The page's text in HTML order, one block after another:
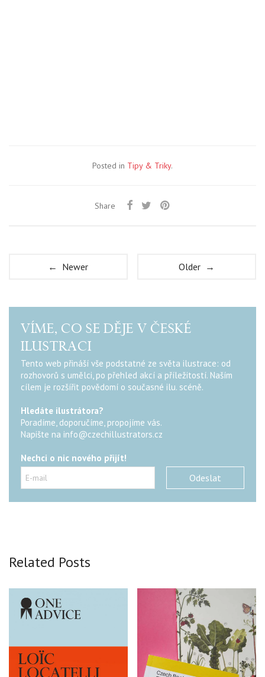
Posted in Tipy & Triky.
Share
← Newer Older →
VÍME, CO SE DĚJE V ČESKÉ
ILUSTRACI
Tento web přináší vše podstatné ze světa ilustrace: od
rozhovorů s umělci, po přehled akcí a příležitostí. Naším
cílem je rozšířit povědomí o současné ilu. scéně.
Hledáte ilustrátora?
Poradíme, doporučíme, propojíme vás.
Napište na info@czechillustrators.cz
Nechci o nic nového přijít!
Related Posts